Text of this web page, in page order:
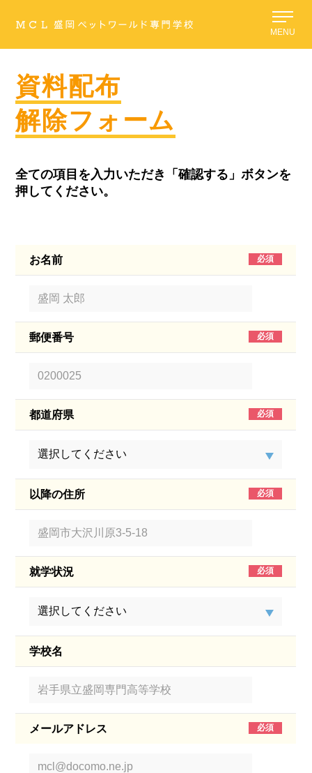
MENU
資料配布
解除フォーム
全ての項目を入力いただき「確認する」ボタンを
押してください。
お名前
郵便番号
都道府県
以降の住所
就学状況
学校名
メールアドレス